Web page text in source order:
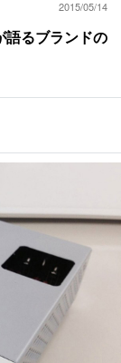
2015/05/14
語るブランドの